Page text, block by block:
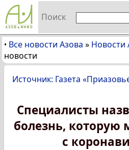
Поиск
• Все новости Азова » Новости
новости
Источник: Газета
Специалисты
болезнь, которую
с